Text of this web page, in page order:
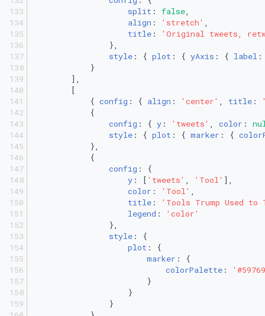
split : false
align : 'stretch'
title :
'Original tweets,
                },
style : { plot : { yAxis : { label
            }
        ],
        [
            {
config : { align : 'center' title :
            {
config : { y : 'tweets' color :
style : { plot : { marker : {
            },
            {
config : {
y : [ 'tweets' 'Tool' ],
color : 'Tool'
title :
'Tools Trump Used to
legend :
'color'
                },
style : {
plot : {
marker : {
colorPalette :
                        }
                    }
                }